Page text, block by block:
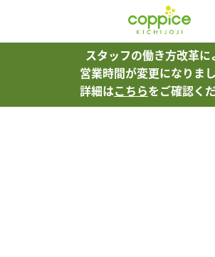
スタッフの働き方改革に
営業時間が変更になりまし
詳細はこちらをご確認く